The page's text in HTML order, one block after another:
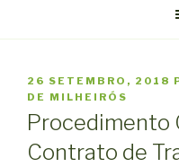
PUBLICADO
EM
26 SETEMBRO, 2018
DE MILHEIRÓS
Procedimento
Contrato de